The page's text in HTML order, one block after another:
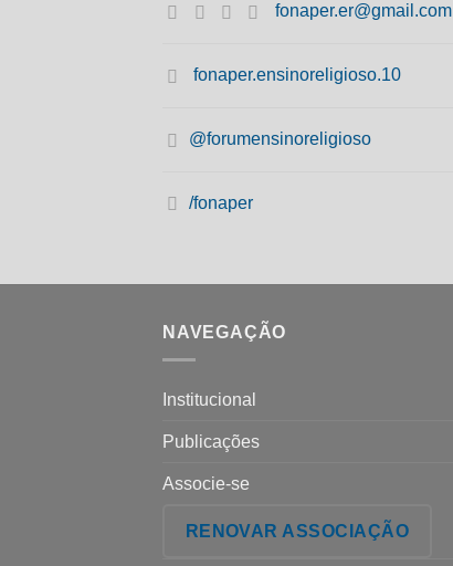
fonaper.er@gmail.com
fonaper.ensinoreligioso.10
@forumensinoreligioso
/fonaper
NAVEGAÇÃO
Institucional
Publicações
Associe-se
RENOVAR ASSOCIAÇÃO